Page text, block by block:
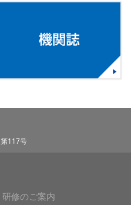
第117号
研修のご案内